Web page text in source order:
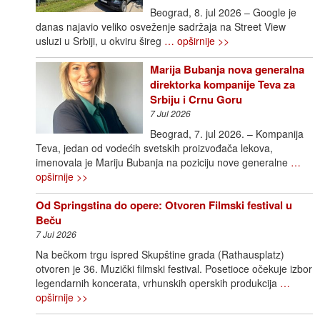
Beograd, 8. jul 2026 – Google je
danas najavio veliko osveženje sadržaja na Street View
usluzi u Srbiji, u okviru šireg … opširnije >>
Marija Bubanja nova generalna
direktorka kompanije Teva za
Srbiju i Crnu Goru
7 Jul 2026
Beograd, 7. jul 2026. – Kompanija
Teva, jedan od vodećih svetskih proizvođača lekova,
imenovala je Mariju Bubanja na poziciju nove generalne …
opširnije >>
Od Springstina do opere: Otvoren Filmski festival u
Beču
7 Jul 2026
Na bečkom trgu ispred Skupštine grada (Rathausplatz)
otvoren je 36. Muzički filmski festival. Posetioce očekuje izbor
legendarnih koncerata, vrhunskih operskih produkcija …
opširnije >>